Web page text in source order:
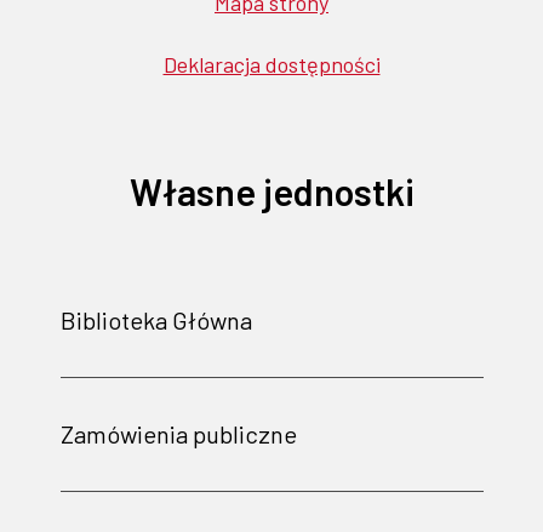
Deklaracja dostępności
Własne jednostki
Biblioteka Główna
Zamówienia publiczne